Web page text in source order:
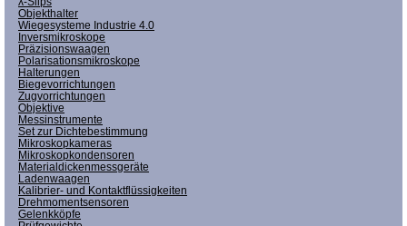
Objekthalter
Wiegesysteme Industrie 4.0
Inversmikroskope
Präzisionswaagen
Polarisationsmikroskope
Halterungen
Biegevorrichtungen
Zugvorrichtungen
Objektive
Messinstrumente
Set zur Dichtebestimmung
Mikroskopkameras
Mikroskopkondensoren
Materialdickenmessgeräte
Ladenwaagen
Kalibrier- und Kontaktflüssigkeiten
Drehmomentsensoren
Gelenkköpfe